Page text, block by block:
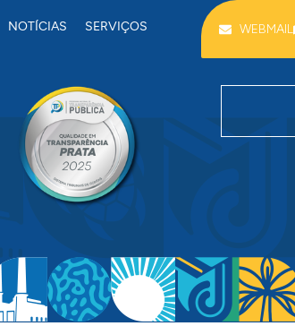
NOTÍCIAS SERVIÇOS WEBMAIL